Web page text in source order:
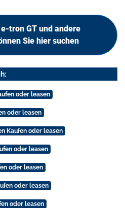
tron GT und andere
Sie hier suchen
oder leasen
oder leasen
Kaufen oder leasen
oder leasen
oder leasen
oder leasen
oder leasen